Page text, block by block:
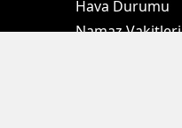
Hava Durumu
Namaz Vakitleri